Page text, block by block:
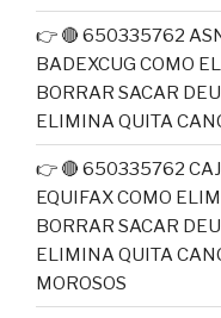
👉 🔴 650335762
BADEXCUG COMO
BORRAR SACAR
ELIMINA QUITA
👉 🔴 650335762
EQUIFAX COMO
BORRAR SACAR
ELIMINA QUITA
MOROSOS